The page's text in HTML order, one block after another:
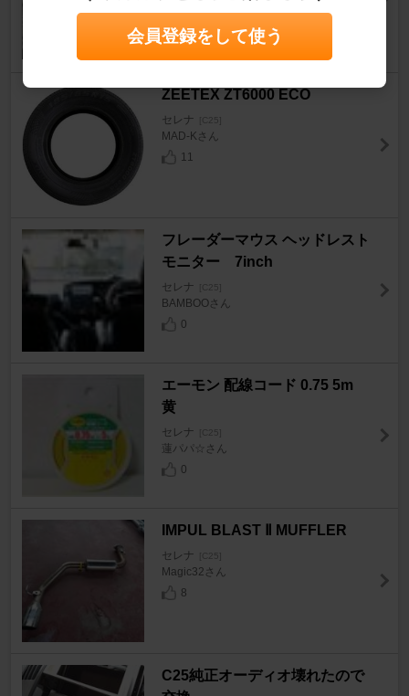
セレナ
os@さん
ZEETEX ZT6000 ECO
セレナ [C25]
MAD-Kさん
11
フレーダーマウス ヘッドレスト
モニター 7inch
セレナ [C25]
BAMBOOさん
0
エーモン 配線コード 0.75 5m
黄
セレナ [C25]
蓮パパ☆さん
0
IMPUL BLAST Ⅱ MUFFLER
セレナ [C25]
Magic32さん
8
C25純正オーディオ壊れたので
会員登録をして使う